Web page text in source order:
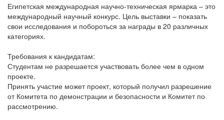
Египетская международная научно-техническая ярмарка – это
международный научный конкурс. Цель выставки – показать
свои исследования и побороться за награды в 20 различных
категориях.
Требования к кандидатам:
Студентам не разрешается участвовать более чем в одном
проекте.
Принять участие может проект, который получил разрешение
от Комитета по демонстрации и безопасности и Комитет по
рассмотрению.